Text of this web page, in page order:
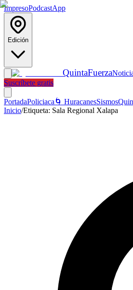
ImpresoPodcastApp
Edición
QuintaFuerza
Suscríbete gratis
PortadaPoliciaca 🌀 HuracanesSismos
Inicio/Etiqueta: Sala Regional Xalapa